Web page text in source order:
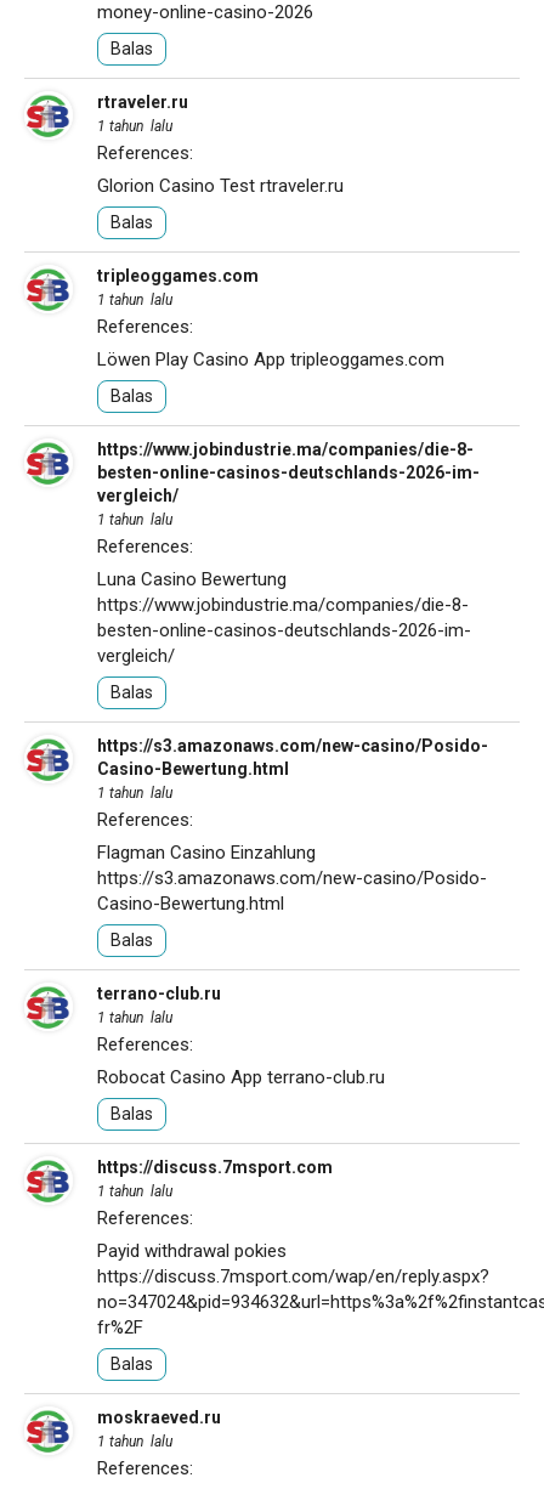
money-online-casino-2026
Balas
rtraveler.ru
1 tahun lalu
References:
Glorion Casino Test rtraveler.ru
Balas
tripleoggames.com
1 tahun lalu
References:
Löwen Play Casino App tripleoggames.com
Balas
https://www.jobindustrie.ma/companies/die-8-
besten-online-casinos-deutschlands-2026-im-
vergleich/
1 tahun lalu
References:
Luna Casino Bewertung
https://www.jobindustrie.ma/companies/die-8-
besten-online-casinos-deutschlands-2026-im-
vergleich/
Balas
https://s3.amazonaws.com/new-casino/Posido-
Casino-Bewertung.html
1 tahun lalu
References:
Flagman Casino Einzahlung
https://s3.amazonaws.com/new-casino/Posido-
Casino-Bewertung.html
Balas
terrano-club.ru
1 tahun lalu
References:
Robocat Casino App terrano-club.ru
Balas
https://discuss.7msport.com
1 tahun lalu
References:
Payid withdrawal pokies
https://discuss.7msport.com/wap/en/reply.aspx?
fr%2F
Balas
moskraeved.ru
1 tahun lalu
References: